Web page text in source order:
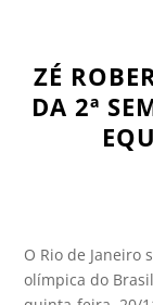
ZÉ
DA 2ª
O Rio de Janeiro
olímpica do